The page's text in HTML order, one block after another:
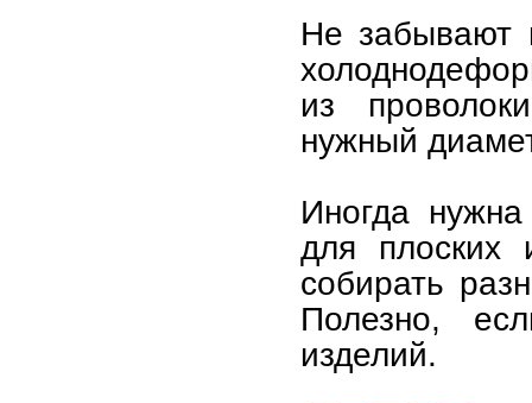
Не забывают
из
нужный
Иногда нужна
для плоских
собирать
Полезно,
изделий.